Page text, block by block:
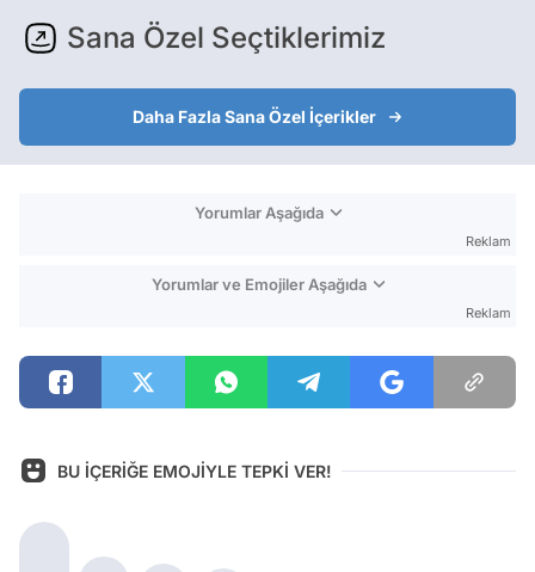
Sana Özel Seçtiklerimiz
Daha Fazla Sana Özel İçerikler
Yorumlar Aşağıda
Reklam
Yorumlar ve Emojiler Aşağıda
Reklam
BU İÇERİĞE EMOJİYLE TEPKİ VER!